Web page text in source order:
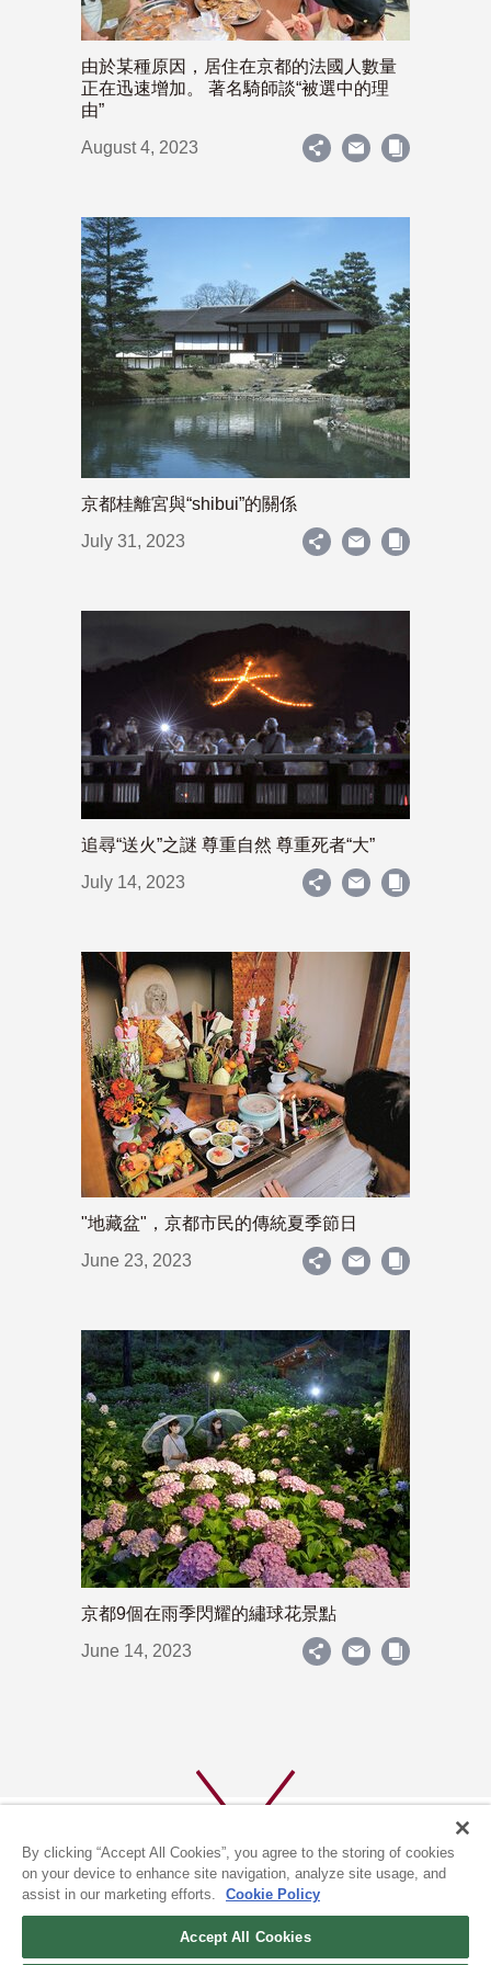
由於某種原因，居住在京都的法國人數量
正在迅速增加。 著名騎師談“被選中的理
由”
August 4, 2023
京都桂離宮與“shibui”的關係
July 31, 2023
追尋“送火”之謎 尊重自然 尊重死者“大”
July 14, 2023
"地藏盆"，京都市民的傳統夏季節日
June 23, 2023
京都9個在雨季閃耀的繡球花景點
June 14, 2023
By clicking “Accept All Cookies”, you agree to the storing of cookies
on your device to enhance site navigation, analyze site usage, and
assist in our marketing efforts.
Cookie Policy
Accept All Cookies